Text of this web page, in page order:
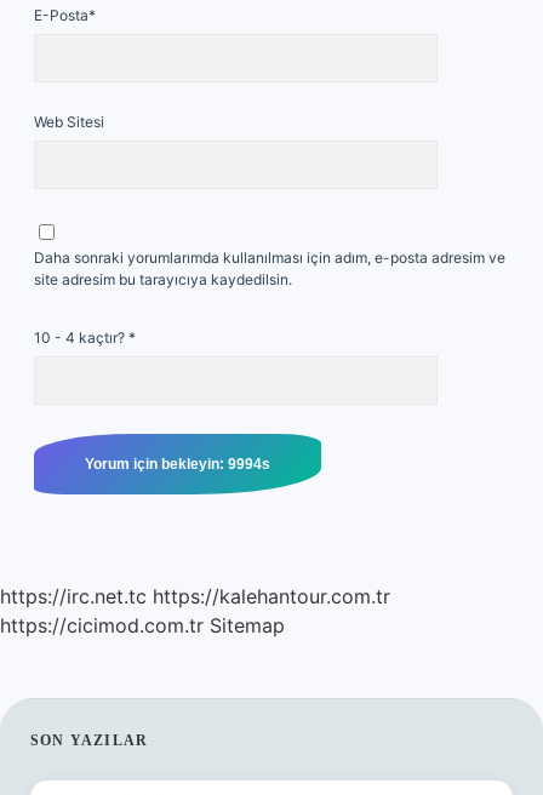
E-Posta*
Web Sitesi
Daha sonraki yorumlarımda kullanılması için adım, e-posta adresim ve
site adresim bu tarayıcıya kaydedilsin.
10 - 4 kaçtır? *
https://irc.net.tc https://kalehantour.com.tr
https://cicimod.com.tr Sitemap
SIDEBAR
SON YAZILAR